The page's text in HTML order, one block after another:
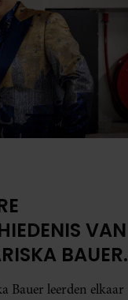
VAN
BAUER:
Bauer leerden elkaar